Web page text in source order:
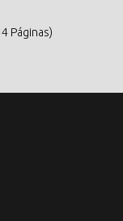
Páginas)